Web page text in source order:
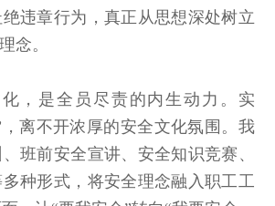
违章行为，真正从思想深处树立
念。
，是全员尽责的内生动力。实
离不开浓厚的安全文化氛围。我
班前安全宣讲、安全知识竞赛、
种形式，将安全理念融入职工工